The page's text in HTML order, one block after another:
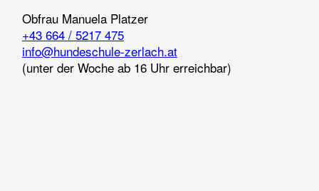
Obfrau Manuela Platzer
+43 664 / 5217 475
info@hundeschule-zerlach.at
(unter der Woche ab 16 Uhr erreichbar)